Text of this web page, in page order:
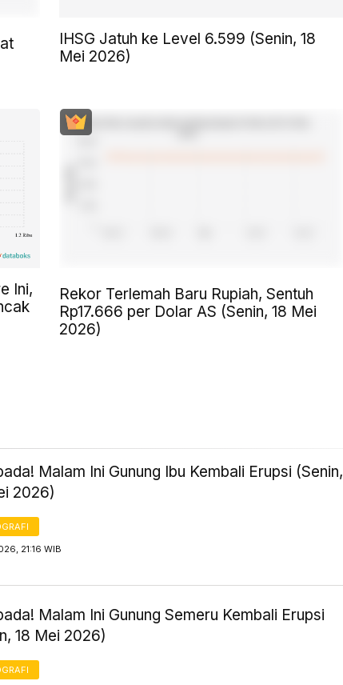
IHSG Jatuh ke Level 6.599 (Senin, 18
Mei 2026)
Ini,
Rekor Terlemah Baru Rupiah, Sentuh
Rp17.666 per Dolar AS (Senin, 18 Mei
2026)
Malam Ini Gunung Ibu Kembali Erupsi (Senin,
2026)
21:16 WIB
Malam Ini Gunung Semeru Kembali Erupsi
18 Mei 2026)